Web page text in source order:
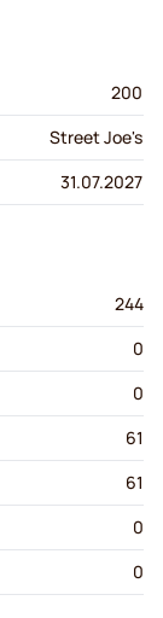
200
Street Joe's
31.07.2027
244
0
0
61
61
0
0